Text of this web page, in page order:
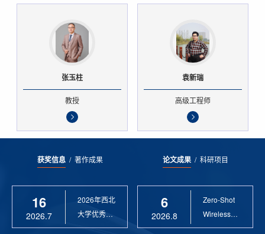
张玉柱
教授
袁新瑞
高级工程师
获奖信息/ 著作成果
16
2026.7
2026年西北
大学优秀硕
士论文指导
论文成果/ 科研项目
6
2026.8
Zero-Shot
Wireless
Sensor